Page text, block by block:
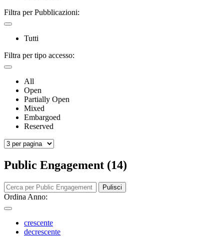
Filtra per Pubblicazioni:
Tutti
Filtra per tipo accesso:
All
Open
Partially Open
Mixed
Embargoed
Reserved
Public Engagement (14)
Pulisci
Ordina Anno:
crescente
decrescente